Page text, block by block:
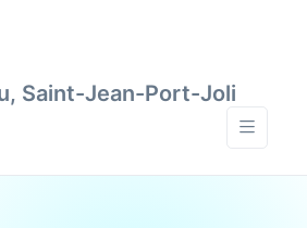
Saint-Jean-Port-Joli